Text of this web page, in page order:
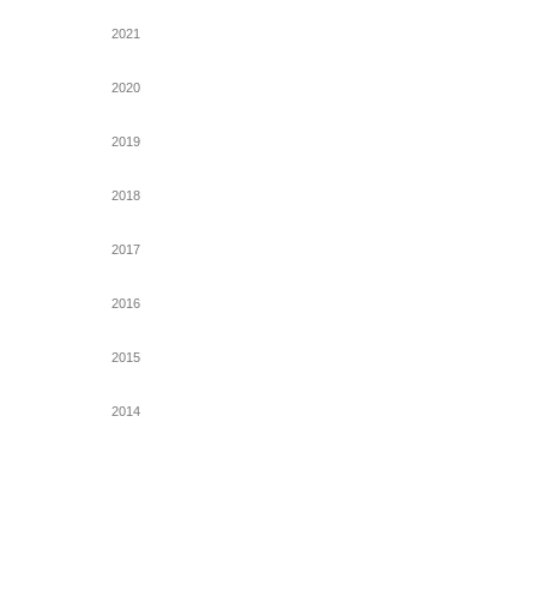
2021
2020
2019
2018
2017
2016
2015
2014